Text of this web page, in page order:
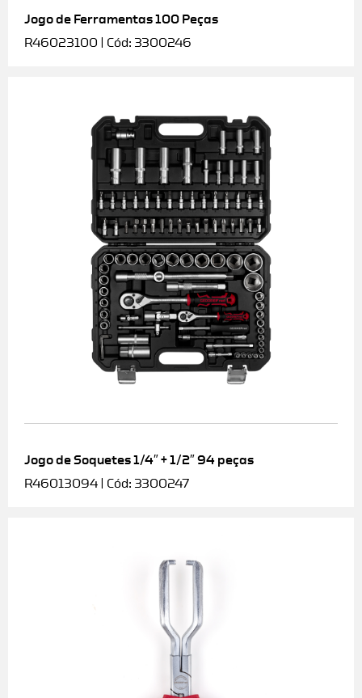
Jogo de Ferramentas 100 Peças
R46023100 | Cód: 3300246
Jogo de Soquetes 1/4″ + 1/2″ 94 peças
R46013094 | Cód: 3300247